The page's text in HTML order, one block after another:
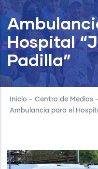
Hospital
Padilla”
Inicio - Centro de Medios -
Ambulancia para el